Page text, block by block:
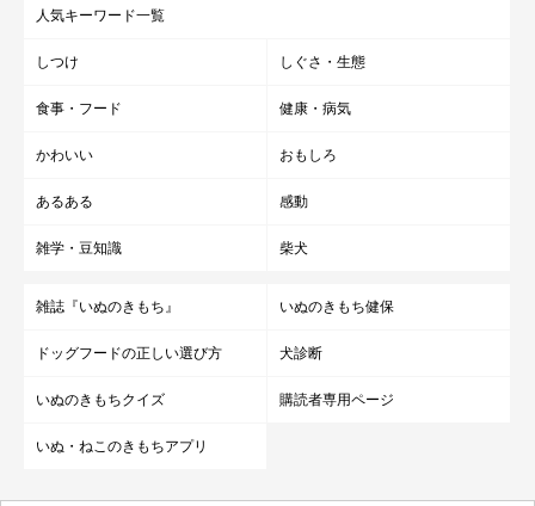
人気キーワード一覧
しつけ しぐさ・生態
食事・フード 健康・病気
かわいい おもしろ
あるある 感動
雑学・豆知識 柴犬
雑誌『いぬのきもち』 いぬのきもち健保
ドッグフードの正しい選び方 犬診断
いぬのきもちクイズ 購読者専用ページ
いぬ・ねこのきもちアプリ